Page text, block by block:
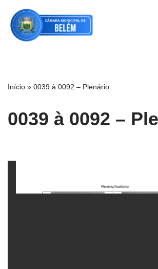
Pular
para
Início » 0039 à 0092 – Plenário
0039 à 0092 –